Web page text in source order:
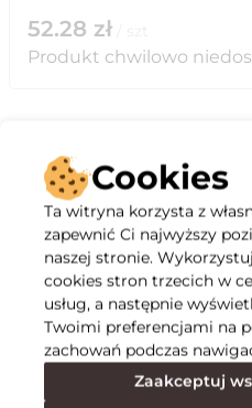
52.28 zł
Produkt chwilowo
Opis
Specyfikacja
Polecane
Cookies
Ta witryna korzysta z
zapewnić Ci najwyższy
naszej stronie.
cookies stron trzecich w
usług, a następnie
Twoimi preferencjami na
zachowań podczas
Zaakceptuj